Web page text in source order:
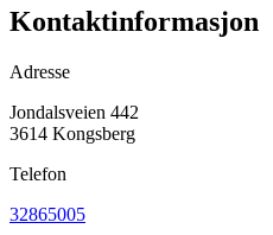
Kontaktinformasjon
Adresse
Jondalsveien 442
3614 Kongsberg
Telefon
32865005